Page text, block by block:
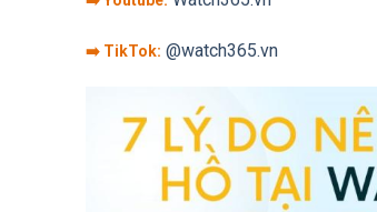
➡️ TikTok: @watch365.vn